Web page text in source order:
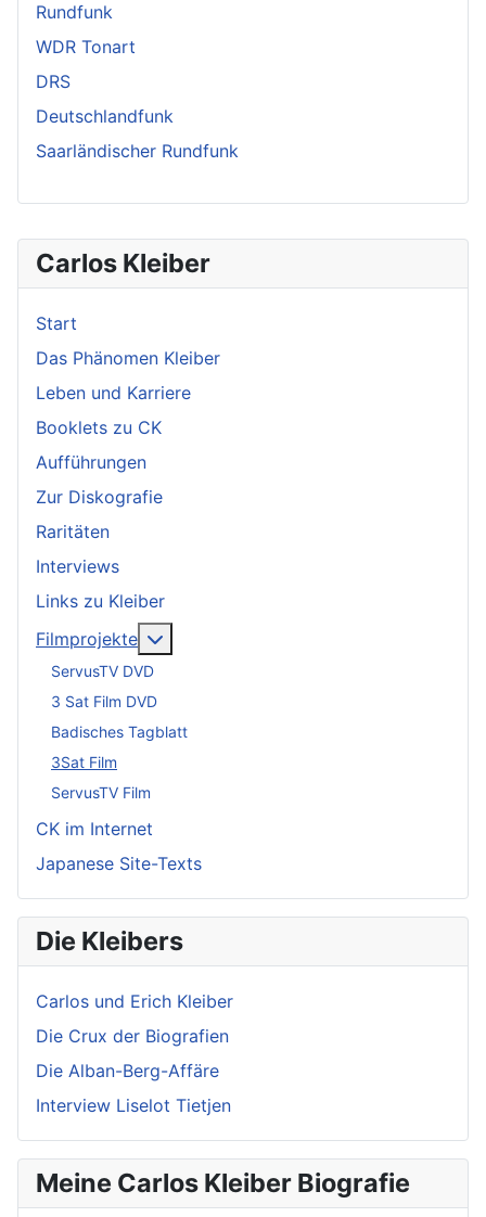
Carlos Kleiber
Start
Das Phänomen Kleiber
Leben und Karriere
Booklets zu CK
Aufführungen
Zur Diskografie
Raritäten
Interviews
Links zu Kleiber
Filmprojekte
ServusTV DVD
3 Sat Film DVD
Badisches Tagblatt
3Sat Film
ServusTV Film
CK im Internet
Japanese Site-Texts
Die Kleibers
Carlos und Erich Kleiber
Die Crux der Biografien
Die Alban-Berg-Affäre
Interview Liselot Tietjen
Meine Carlos Kleiber Biografie
Rundfunk
WDR Tonart
DRS
Deutschlandfunk
Saarländischer Rundfunk